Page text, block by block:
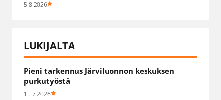
5.8.2026
LUKIJALTA
Pieni tarkennus Järviluonnon keskuksen
purkutyöstä
15.7.2026